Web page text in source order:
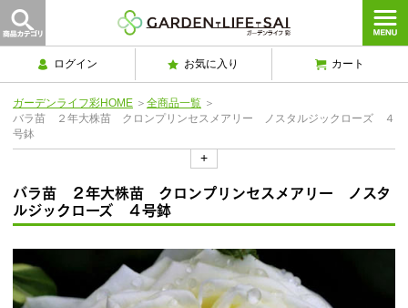
ログイン お気に入り カート
ガーデンライフ彩HOME ＞ 全商品一覧 ＞
バラ苗 ２年大株苗 クロンプリンセスメアリー ノスタルジックローズ ４
号鉢
+
バラ苗 ２年大株苗 クロンプリンセスメアリー ノスタ
ルジックローズ ４号鉢